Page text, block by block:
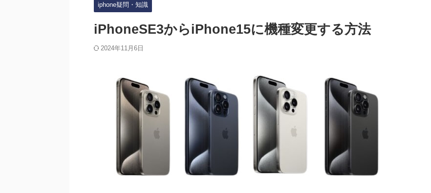
iphone疑問・知識
iPhoneSE3からiPhone15に機種変更する方法
2024年11月6日